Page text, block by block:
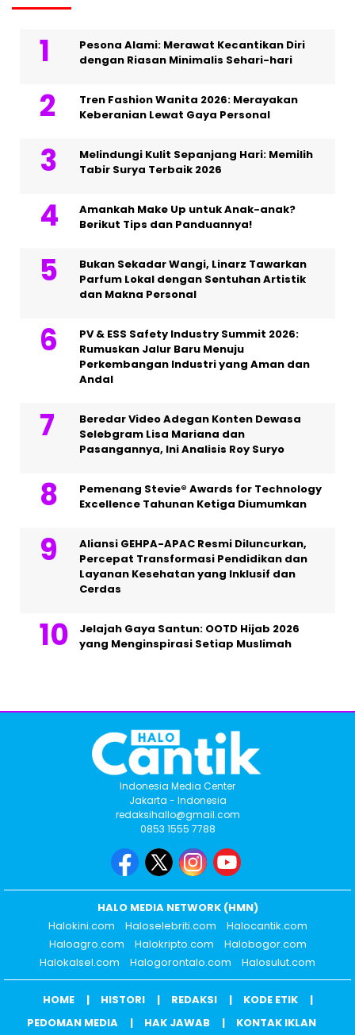
Pesona Alami: Merawat Kecantikan Diri
dengan Riasan Minimalis Sehari-hari
Tren Fashion Wanita 2026: Merayakan
Keberanian Lewat Gaya Personal
Melindungi Kulit Sepanjang Hari: Memilih
Tabir Surya Terbaik 2026
Amankah Make Up untuk Anak-anak?
Berikut Tips dan Panduannya!
Bukan Sekadar Wangi, Linarz Tawarkan
Parfum Lokal dengan Sentuhan Artistik
dan Makna Personal
PV & ESS Safety Industry Summit 2026:
Rumuskan Jalur Baru Menuju
Perkembangan Industri yang Aman dan
Andal
Beredar Video Adegan Konten Dewasa
Selebgram Lisa Mariana dan
Pasangannya, Ini Analisis Roy Suryo
Pemenang Stevie® Awards for Technology
Excellence Tahunan Ketiga Diumumkan
Aliansi GEHPA-APAC Resmi Diluncurkan,
Percepat Transformasi Pendidikan dan
Layanan Kesehatan yang Inklusif dan
Cerdas
Jelajah Gaya Santun: OOTD Hijab 2026
yang Menginspirasi Setiap Muslimah
Indonesia Media Center
Jakarta - Indonesia
redaksihallo@gmail.com
0853 1555 7788
HALO MEDIA NETWORK (HMN)
Halokini.com
Haloselebriti.com
Halocantik.com
Haloagro.com
Halokripto.com
Halobogor.com
Halokalsel.com
Halogorontalo.com Halosulut.com
HOME HISTORI REDAKSI
KODE ETIK
PEDOMAN MEDIA
HAK JAWAB KONTAK IKLAN